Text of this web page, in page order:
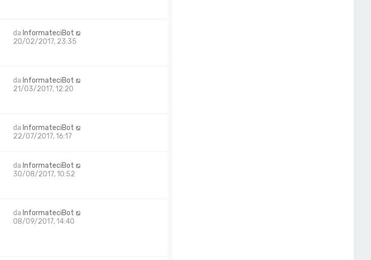
da InformateciBot
20/02/2017, 23:35
da InformateciBot
21/03/2017, 12:20
da InformateciBot
22/07/2017, 16:17
da InformateciBot
30/08/2017, 10:52
da InformateciBot
08/09/2017, 14:40